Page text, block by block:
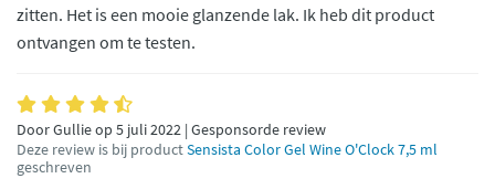
zitten. Het is een mooie glanzende lak. Ik heb dit product
ontvangen om te testen.
Door Gullie op 5 juli 2022 | Gesponsorde review
Deze review is bij productSensista Color Gel Wine O'Clock 7,5 ml
geschreven